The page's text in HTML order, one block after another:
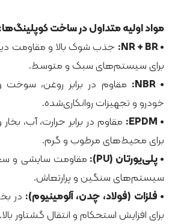
مواد اولیه متداول در ساخت کوپلینگ‌ها:
• NR + BR:
جذب شوک بالا و مقاومت
برای سیستم‌های سبک و متوسط.
• NBR:
مقاوم در برابر روغن، سوخت
خودرو و تجهیزات روانکاری‌شده.
• EPDM:
برای محیط‌های مرطوب و گرم.
• پلی‌یورتان (PU):
مقاومت سایشی و
سیستم‌های سنگین و پرارتعاش.
• فلزات (فولاد، چدن، آلومینیوم): در
برای افزایش استحکام و انتقال گشتاور بالا.